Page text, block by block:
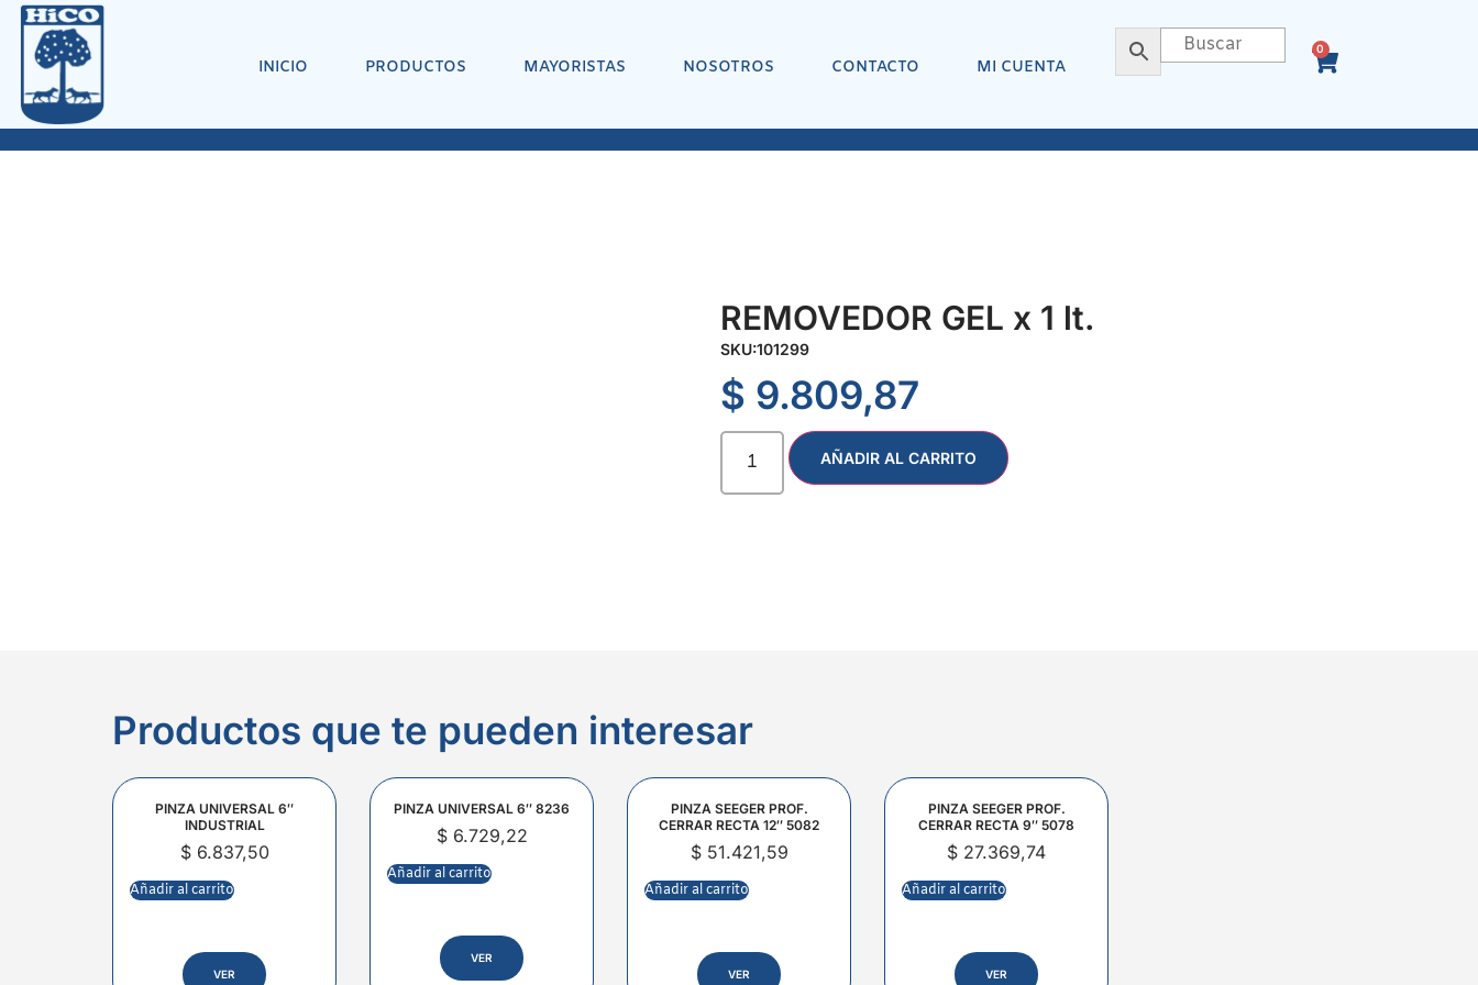
INICIO PRODUCTOS MAYORISTAS NOSOTROS CONTACTO MI CUENTA
0
REMOVEDOR GEL x 1 lt.
SKU:101299
$ 9.809,87
AÑADIR AL CARRITO
Productos que te pueden interesar
PINZA UNIVERSAL 6″
INDUSTRIAL
$6.837,50
Añadir al carrito
VER
PINZA UNIVERSAL 6″ 8236
$6.729,22
Añadir al carrito
VER
PINZA SEEGER PROF.
CERRAR RECTA 12″ 5082
$51.421,59
Añadir al carrito
VER
PINZA SEEGER PROF.
CERRAR RECTA 9″ 5078
$ 27.369,74
Añadir al carrito
VER